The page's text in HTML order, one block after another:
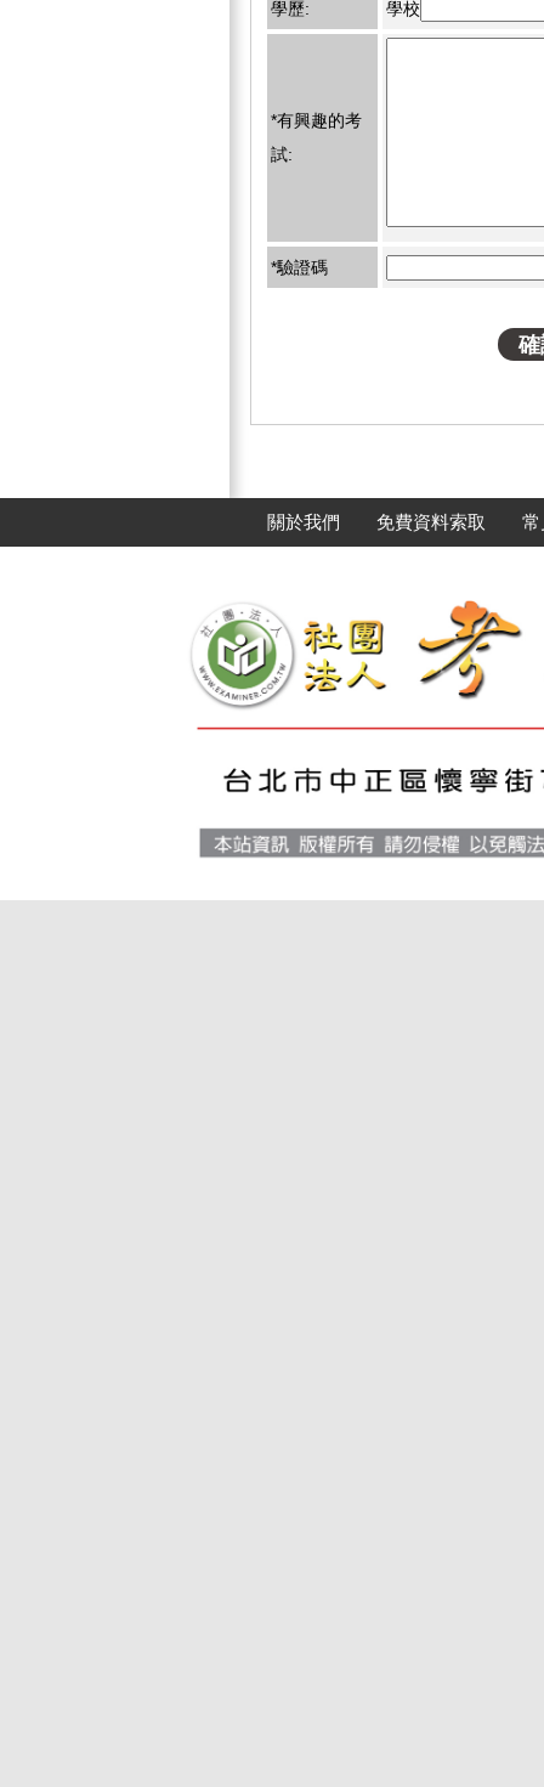
學歷: 學校
*有興趣的考
試:
*驗證碼
關於我們 免費資料索取 常